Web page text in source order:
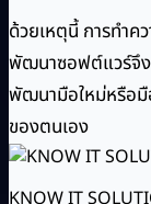
ด้วยเหตุนี้ การทำค
พัฒนาซอฟต์แวร์จึง
พัฒนามือใหม่หรือมื
ของตนเอง